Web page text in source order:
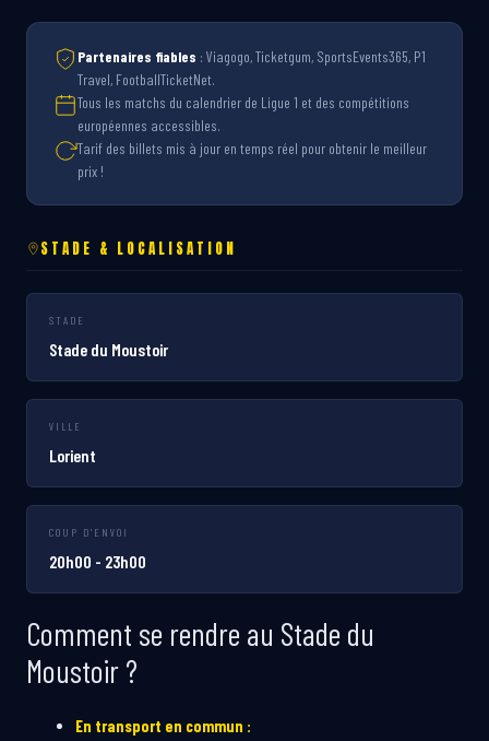
Partenaires fiables : Viagogo, Ticketgum, SportsEvents365, P1
Travel, FootballTicketNet.
Tous les matchs du calendrier de Ligue 1 et des compétitions
européennes accessibles.
Tarif des billets mis à jour en temps réel pour obtenir le meilleur
prix !
STADE & LOCALISATION
STADE
Stade du Moustoir
VILLE
Lorient
COUP D'ENVOI
20h00 - 23h00
Comment se rendre au Stade du
Moustoir ?
En transport en commun :